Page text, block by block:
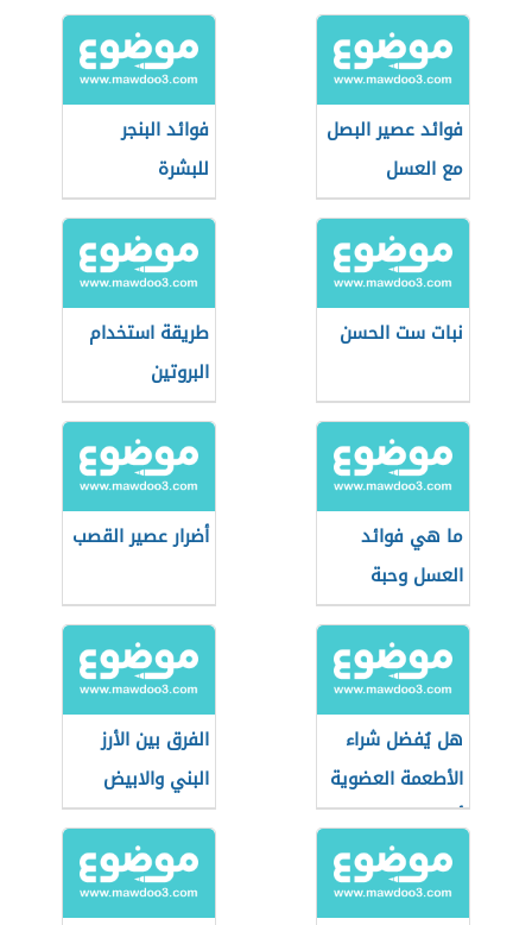
فوائد عصير البصل
مع العسل
فوائد البنجر
للبشرة
نبات ست الحسن
طريقة استخدام
البروتين
ما هي فوائد
العسل وحبة
البركة
أضرار عصير القصب
هل يُفضل شراء
الأطعمة العضوية
أثناء التسوق؟
الفرق بين الأرز
البني والابيض